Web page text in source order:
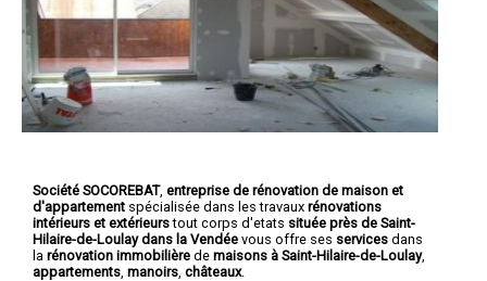
Société SOCOREBAT, entreprise de rénovation de maison et
d'appartement spécialisée dans les travaux rénovations
intérieurs et extérieurstout corps d'etats située près de Saint-
Hilaire-de-Loulay dans la Vendée vous offre ses services dans
la rénovation immobilière de maisons à Saint-Hilaire-de-Loulay,
appartements manoirs châteaux.